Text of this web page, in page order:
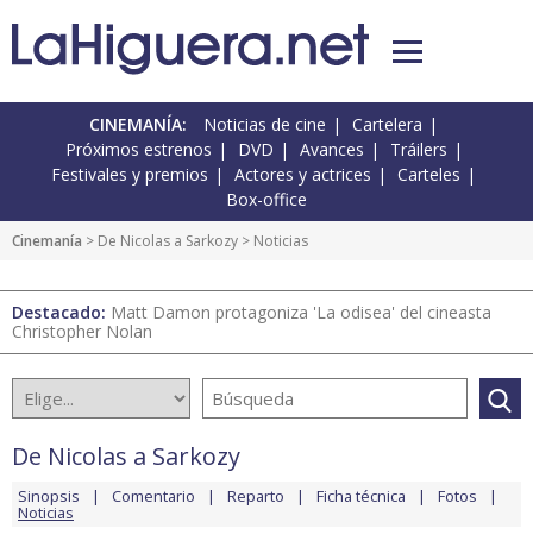
CINEMANÍA: Noticias de cine
Cartelera
Próximos estrenos
DVD Avances
Tráilers
Festivales y premios
Actores y actrices
Carteles
Box-office
Cinemanía > De Nicolas a Sarkozy > Noticias
Destacado: Matt Damon protagoniza 'La odisea' del cineasta
Christopher Nolan
De Nicolas a Sarkozy
Sinopsis Comentario Reparto Ficha técnica Fotos
Noticias